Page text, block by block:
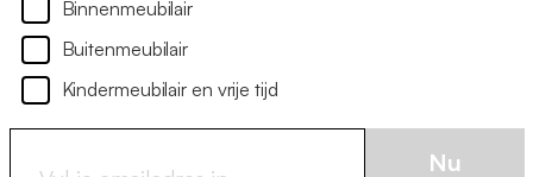
Binnenmeubilair
Buitenmeubilair
Kindermeubilair en vrije tijd
Nu